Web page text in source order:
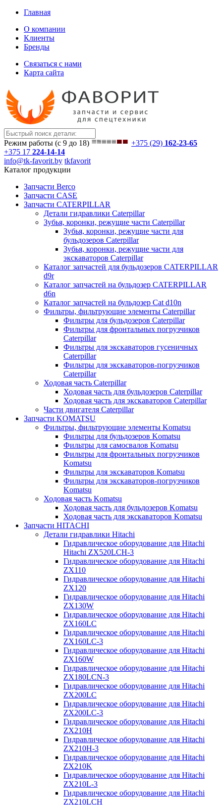
Главная
О компании
Клиенты
Бренды
Связаться с нами
Карта сайта
Режим работы (с 9 до 18) +375 (29) 162-23-65
+375 17 224-14-14
info@tk-favorit.by tkfavorit
Каталог продукции
Запчасти Berco
Запчасти CASE
Запчасти CATERPILLAR
Детали гидравлики Caterpillar
Зубья, коронки, режущие части Caterpillar
Зубья, коронки, режущие части для
бульдозеров Caterpillar
Зубья, коронки, режущие части для
экскаваторов Caterpillar
Каталог запчастей для бульдозеров CATERPILLAR
d9r
Каталог запчастей на бульдозер CATERPILLAR
d6n
Каталог запчастей на бульдозер Сat d10n
Фильтры, фильтрующие элементы Caterpillar
Фильтры для бульдозеров Caterpillar
Фильтры для фронтальных погрузчиков
Caterpillar
Фильтры для экскаваторов гусеничных
Caterpillar
Фильтры для экскаваторов-погрузчиков
Caterpillar
Ходовая часть Caterpillar
Ходовая часть для бульдозеров Caterpillar
Ходовая часть для экскаваторов Caterpillar
Части двигателя Caterpillar
Запчасти KOMATSU
Фильтры, фильтрующие элементы Komatsu
Фильтры для бульдозеров Komatsu
Фильтры для самосвалов Komatsu
Фильтры для фронтальных погрузчиков
Komatsu
Фильтры для экскаваторов Komatsu
Фильтры для экскаваторов-погрузчиков
Komatsu
Ходовая часть Komatsu
Ходовая часть для бульдозеров Komatsu
Ходовая часть для экскаваторов Komatsu
Запчасти HITACHI
Детали гидравлики Hitachi
Гидравлическое оборудование для Hitachi
Hitachi ZX520LCH-3
Гидравлическое оборудование для Hitachi
ZX110
Гидравлическое оборудование для Hitachi
ZX120
Гидравлическое оборудование для Hitachi
ZX130W
Гидравлическое оборудование для Hitachi
ZX160LC
Гидравлическое оборудование для Hitachi
ZX160LC-3
Гидравлическое оборудование для Hitachi
ZX160W
Гидравлическое оборудование для Hitachi
ZX180LCN-3
Гидравлическое оборудование для Hitachi
ZX200LC
Гидравлическое оборудование для Hitachi
ZX200LC-3
Гидравлическое оборудование для Hitachi
ZX210H
Гидравлическое оборудование для Hitachi
ZX210H-3
Гидравлическое оборудование для Hitachi
ZX210K
Гидравлическое оборудование для Hitachi
ZX210L-3
Гидравлическое оборудование для Hitachi
ZX210LCH